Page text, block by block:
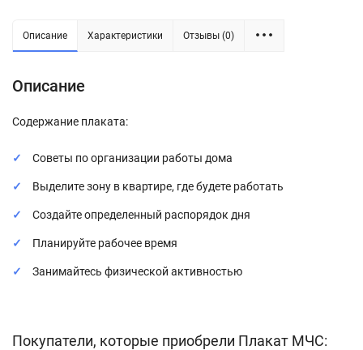
Описание Характеристики Отзывы (0)
Описание
Содержание плаката:
Советы по организации работы дома
Выделите зону в квартире, где будете работать
Создайте определенный распорядок дня
Планируйте рабочее время
Занимайтесь физической активностью
Покупатели, которые приобрели Плакат МЧС: